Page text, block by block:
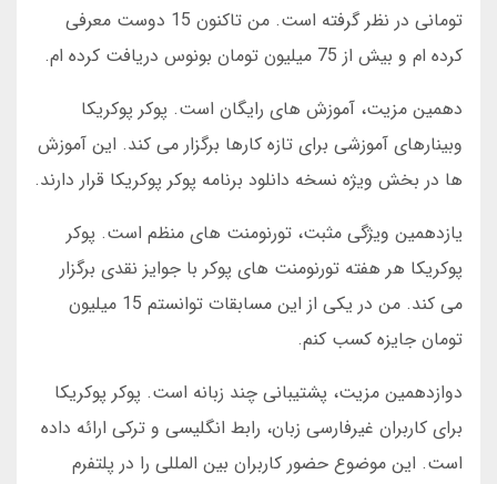
تومانی در نظر گرفته است. من تاکنون 15 دوست معرفی
کرده ام و بیش از 75 میلیون تومان بونوس دریافت کرده ام.
دهمین مزیت، آموزش های رایگان است. پوکر پوکریکا
وبینارهای آموزشی برای تازه کارها برگزار می کند. این آموزش
ها در بخش ویژه نسخه دانلود برنامه پوکر پوکریکا قرار دارند.
یازدهمین ویژگی مثبت، تورنومنت های منظم است. پوکر
پوکریکا هر هفته تورنومنت های پوکر با جوایز نقدی برگزار
می کند. من در یکی از این مسابقات توانستم 15 میلیون
تومان جایزه کسب کنم.
دوازدهمین مزیت، پشتیبانی چند زبانه است. پوکر پوکریکا
برای کاربران غیرفارسی زبان، رابط انگلیسی و ترکی ارائه داده
است. این موضوع حضور کاربران بین المللی را در پلتفرم